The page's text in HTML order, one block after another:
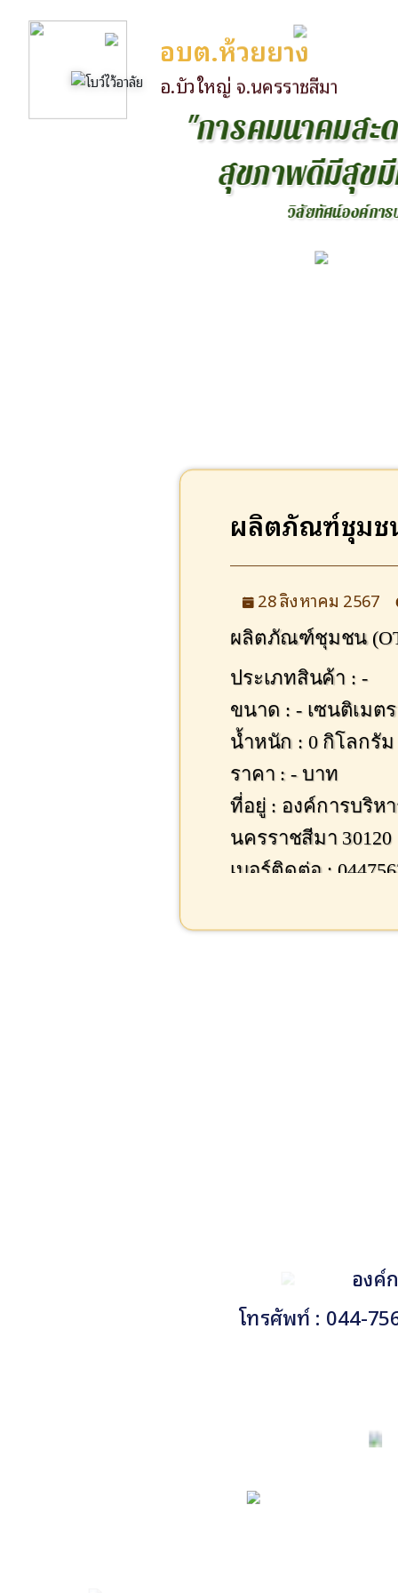
อบต.ห้วยยาง
อ.บัวใหญ่ จ.นครราชสีมา
"การคมนาคมสะด
สขภาพดมสขม
วสยทศนองคการ
ผลิตภัณฑ์ชุมช
28 สิงหาคม 2567
ผลิตภัณฑ์ชุมชน
ประเภทสินค้า : -
ขนาด : - เซนติเมตร
น้ำหนัก : 0 กิโลกรัม
ราคา : - บาท
ที่อยู่ : องค์การบริห
นครราชสีมา 30120
เบอร์ติดต่อ :
องค์
โทรศัพท์ : 044-